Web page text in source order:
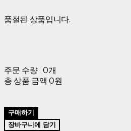
품절된 상품입니다.
주문 수량 0개
총 상품 금액 0원
구매하기
장바구니에 담기